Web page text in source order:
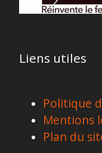
Liens utiles
Politique
Mentions
Plan du